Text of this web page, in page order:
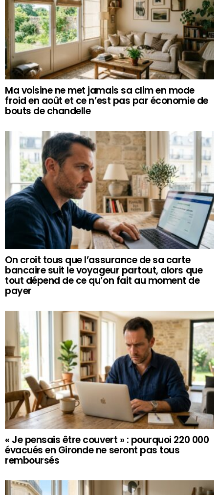
Ma voisine ne met jamais sa clim en mode
froid en août et ce n’est pas par économie de
bouts de chandelle
On croit tous que l’assurance de sa carte
bancaire suit le voyageur partout, alors que
tout dépend de ce qu’on fait au moment de
payer
« Je pensais être couvert » : pourquoi 220 000
évacués en Gironde ne seront pas tous
remboursés